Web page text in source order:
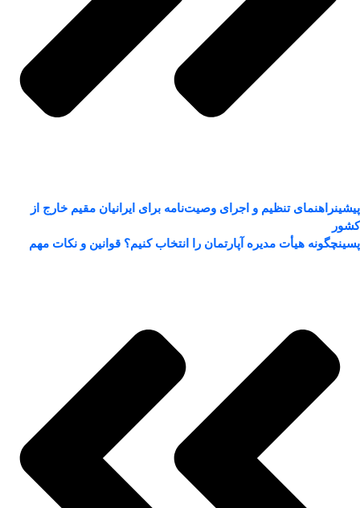
پیشینراهنمای تنظیم و اجرای وصیت‌نامه برای ایرانیان مقیم خارج از
کشور
پسینچگونه هیأت مدیره آپارتمان را انتخاب کنیم؟ قوانین و نکات مهم